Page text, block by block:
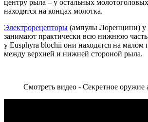
центру рыла – у остальных
находятся на концах молотка.
Электрорецепторы (ампулы Лоренцини) у
занимают практически всю нижнюю часть
у Eusphyra blochii они находятся на малом
между верхней и нижней стороной рыла.
Смотреть видео - Секретное оружие